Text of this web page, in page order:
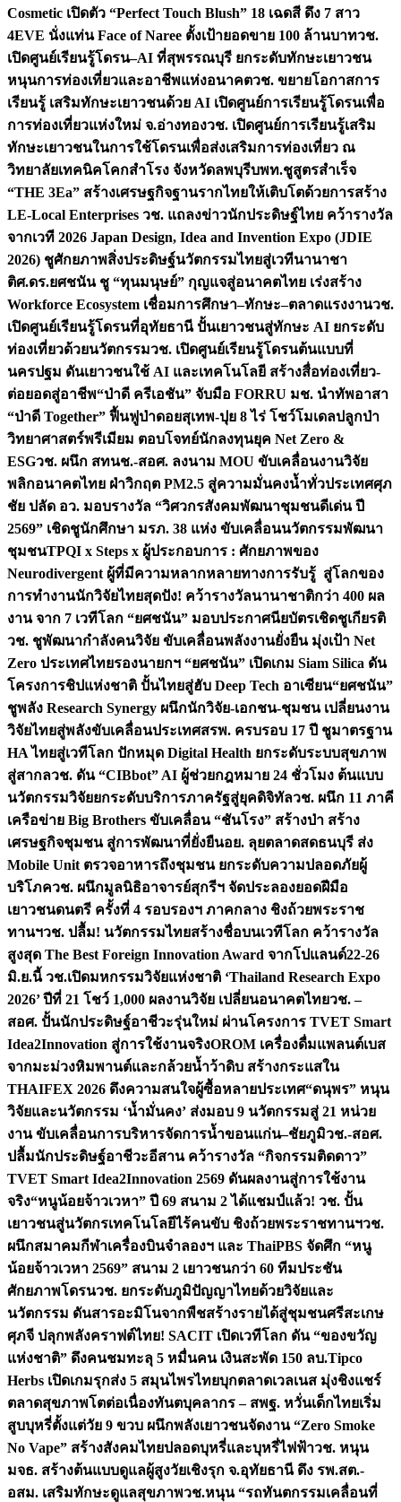
Cosmetic เปิดตัว “Perfect Touch Blush” 18 เฉดสี ดึง 7 สาว
4EVE นั่งแท่น Face of Naree ตั้งเป้ายอดขาย 100 ล้านบาทวช.
เปิดศูนย์เรียนรู้โดรน–AI ที่สุพรรณบุรี ยกระดับทักษะเยาวชน
หนุนการท่องเที่ยวและอาชีพแห่งอนาคตวช. ขยายโอกาสการ
เรียนรู้ เสริมทักษะเยาวชนด้วย AI เปิดศูนย์การเรียนรู้โดรนเพื่อ
การท่องเที่ยวแห่งใหม่ จ.อ่างทองวช. เปิดศูนย์การเรียนรู้เสริม
ทักษะเยาวชนในการใช้โดรนเพื่อส่งเสริมการท่องเที่ยว ณ
วิทยาลัยเทคนิคโคกสำโรง จังหวัดลพบุรีบพท.ชูสูตรสำเร็จ
“THE 3Ea” สร้างเศรษฐกิจฐานรากไทยให้เติบโตด้วยการสร้าง
LE-Local Enterprises วช. แถลงข่าวนักประดิษฐ์ไทย คว้ารางวัล
จากเวที 2026 Japan Design, Idea and Invention Expo (JDIE
2026) ชูศักยภาพสิ่งประดิษฐ์นวัตกรรมไทยสู่เวทีนานาชา
ติศ.ดร.ยศชนัน ชู “ทุนมนุษย์” กุญแจสู่อนาคตไทย เร่งสร้าง
Workforce Ecosystem เชื่อมการศึกษา–ทักษะ–ตลาดแรงงานวช.
เปิดศูนย์เรียนรู้โดรนที่อุทัยธานี ปั้นเยาวชนสู่ทักษะ AI ยกระดับ
ท่องเที่ยวด้วยนวัตกรรมวช. เปิดศูนย์เรียนรู้โดรนต้นแบบที่
นครปฐม ดันเยาวชนใช้ AI และเทคโนโลยี สร้างสื่อท่องเที่ยว-
ต่อยอดสู่อาชีพ“ป่าดี ครีเอชัน” จับมือ FORRU มช. นำทัพอาสา
“ป่าดี Together” ฟื้นฟูป่าดอยสุเทพ-ปุย 8 ไร่ โชว์โมเดลปลูกป่า
วิทยาศาสตร์พรีเมียม ตอบโจทย์นักลงทุนยุค Net Zero &
ESGวช. ผนึก สทนช.-สอศ. ลงนาม MOU ขับเคลื่อนงานวิจัย
พลิกอนาคตไทย ฝ่าวิกฤต PM2.5 สู่ความมั่นคงน้ำทั่วประเทศศุภ
ชัย ปลัด อว. มอบรางวัล “วิศวกรสังคมพัฒนาชุมชนดีเด่น ปี
2569” เชิดชูนักศึกษา มรภ. 38 แห่ง ขับเคลื่อนนวัตกรรมพัฒนา
ชุมชนTPQI x Steps x ผู้ประกอบการ : ศักยภาพของ
Neurodivergent ผู้ที่มีความหลากหลายทางการรับรู้ สู่โลกของ
การทำงานนักวิจัยไทยสุดปัง! คว้ารางวัลนานาชาติกว่า 400 ผล
งาน จาก 7 เวทีโลก “ยศชนัน” มอบประกาศนียบัตรเชิดชูเกียรติ
วช. ชูพัฒนากำลังคนวิจัย ขับเคลื่อนพลังงานยั่งยืน มุ่งเป้า Net
Zero ประเทศไทยรองนายกฯ “ยศชนัน” เปิดเกม Siam Silica ดัน
โครงการชิปแห่งชาติ ปั้นไทยสู่ฮับ Deep Tech อาเซียน“ยศชนัน”
ชูพลัง Research Synergy ผนึกนักวิจัย-เอกชน-ชุมชน เปลี่ยนงาน
วิจัยไทยสู่พลังขับเคลื่อนประเทศสรพ. ครบรอบ 17 ปี ชูมาตรฐาน
HA ไทยสู่เวทีโลก ปักหมุด Digital Health ยกระดับระบบสุขภาพ
สู่สากลวช. ดัน “CIBbot” AI ผู้ช่วยกฎหมาย 24 ชั่วโมง ต้นแบบ
นวัตกรรมวิจัยยกระดับบริการภาครัฐสู่ยุคดิจิทัลวช. ผนึก 11 ภาคี
เครือข่าย Big Brothers ขับเคลื่อน “ชันโรง” สร้างป่า สร้าง
เศรษฐกิจชุมชน สู่การพัฒนาที่ยั่งยืนอย. ลุยตลาดสดธนบุรี ส่ง
Mobile Unit ตรวจอาหารถึงชุมชน ยกระดับความปลอดภัยผู้
บริโภควช. ผนึกมูลนิธิอาจารย์สุกรีฯ จัดประลองยอดฝีมือ
เยาวชนดนตรี ครั้งที่ 4 รอบรองฯ ภาคกลาง ชิงถ้วยพระราช
ทานฯวช. ปลื้ม! นวัตกรรมไทยสร้างชื่อบนเวทีโลก คว้ารางวัล
สูงสุด The Best Foreign Innovation Award จากโปแลนด์22-26
มิ.ย.นี้ วช.เปิดมหกรรมวิจัยแห่งชาติ ‘Thailand Research Expo
2026’ ปีที่ 21 โชว์ 1,000 ผลงานวิจัย เปลี่ยนอนาคตไทยวช. –
สอศ. ปั้นนักประดิษฐ์อาชีวะรุ่นใหม่ ผ่านโครงการ TVET Smart
Idea2Innovation สู่การใช้งานจริงOROM เครื่องดื่มแพลนต์เบส
จากมะม่วงหิมพานต์และกล้วยน้ำว้าดิบ สร้างกระแสใน
THAIFEX 2026 ดึงความสนใจผู้ซื้อหลายประเทศ“ดนุพร” หนุน
วิจัยและนวัตกรรม ‘น้ำมั่นคง’ ส่งมอบ 9 นวัตกรรมสู่ 21 หน่วย
งาน ขับเคลื่อนการบริหารจัดการน้ำขอนแก่น–ชัยภูมิวช.-สอศ.
ปลื้มนักประดิษฐ์อาชีวะอีสาน คว้ารางวัล “กิจกรรมติดดาว”
TVET Smart Idea2Innovation 2569 ดันผลงานสู่การใช้งาน
จริง“หนูน้อยจ้าวเวหา” ปี 69 สนาม 2 ได้แชมป์แล้ว! วช. ปั้น
เยาวชนสู่นวัตกรเทคโนโลยีไร้คนขับ ชิงถ้วยพระราชทานฯวช.
ผนึกสมาคมกีฬาเครื่องบินจำลองฯ และ ThaiPBS จัดศึก “หนู
น้อยจ้าวเวหา 2569” สนาม 2 เยาวชนกว่า 60 ทีมประชัน
ศักยภาพโดรนวช. ยกระดับภูมิปัญญาไทยด้วยวิจัยและ
นวัตกรรม ดันสารอะมิโนจากพืชสร้างรายได้สู่ชุมชนศรีสะเกษ
ศุภจี ปลุกพลังคราฟต์ไทย! SACIT เปิดเวทีโลก ดัน “ของขวัญ
แห่งชาติ” ดึงคนชมทะลุ 5 หมื่นคน เงินสะพัด 150 ลบ.Tipco
Herbs เปิดเกมรุกส่ง 5 สมุนไพรไทยบุกตลาดเวลเนส มุ่งชิงแชร์
ตลาดสุขภาพโตต่อเนื่องทันตบุคลากร – สพฐ. หวั่นเด็กไทยเริ่ม
สูบบุหรี่ตั้งแต่วัย 9 ขวบ ผนึกพลังเยาวชนจัดงาน “Zero Smoke
No Vape” สร้างสังคมไทยปลอดบุหรี่และบุหรี่ไฟฟ้าวช. หนุน
มจธ. สร้างต้นแบบดูแลผู้สูงวัยเชิงรุก จ.อุทัยธานี ดึง รพ.สต.-
อสม. เสริมทักษะดูแลสุขภาพวช.หนุน “รถทันตกรรมเคลื่อนที่